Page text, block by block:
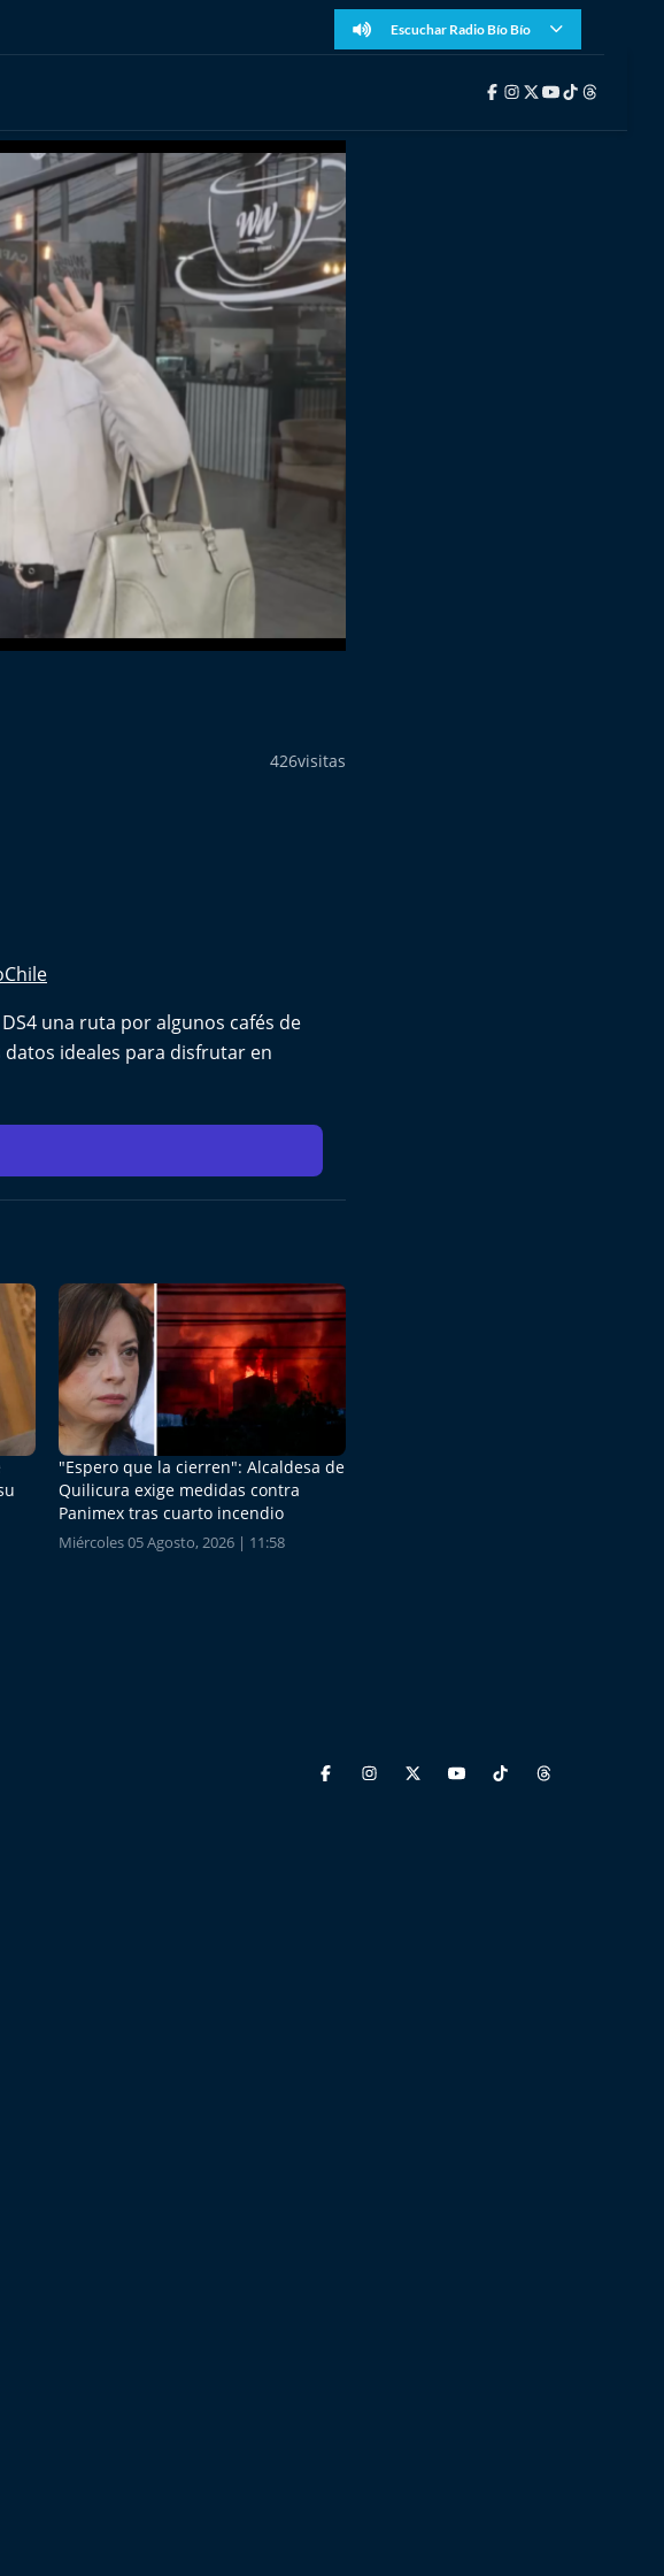
Escuchar Radio Bío Bío
426visitas
una ruta por algunos cafés de
ideales para disfrutar en
"Espero que la cierren": Alcaldesa de
Quilicura exige medidas contra
Panimex tras cuarto incendio
Miércoles 05 Agosto, 2026 | 11:58